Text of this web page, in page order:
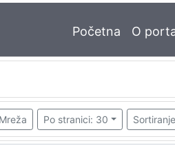
Početna O
Mreža Po stranici: 30